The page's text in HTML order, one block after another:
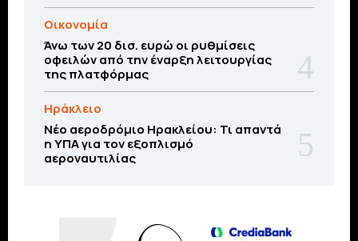
Οικονομία
Άνω των 20 δισ. ευρώ οι ρυθμίσεις
οφειλών από την έναρξη λειτουργίας
της πλατφόρμας
Ηράκλειο
Νέο αεροδρόμιο Ηρακλείου: Τι απαντά
η ΥΠΑ για τον εξοπλισμό
αεροναυτιλίας